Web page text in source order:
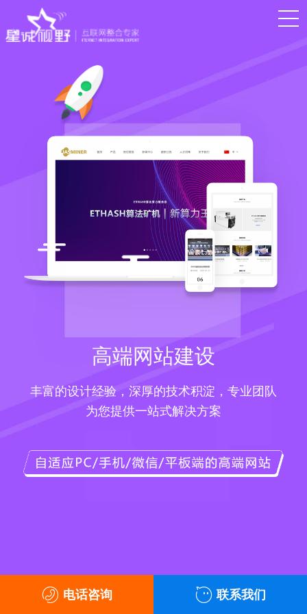
高端网站建设
丰富的设计经验，深厚的技术积淀，专业团队
为您提供一站式解决方案
电话咨询 联系我们